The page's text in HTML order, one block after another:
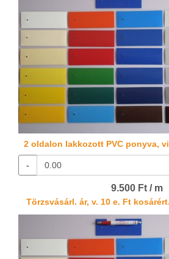
2 oldalon lakkozott PVC ponyva,
-
9.500 Ft / m
Törzsvásárl. ár, v. 10 e. Ft